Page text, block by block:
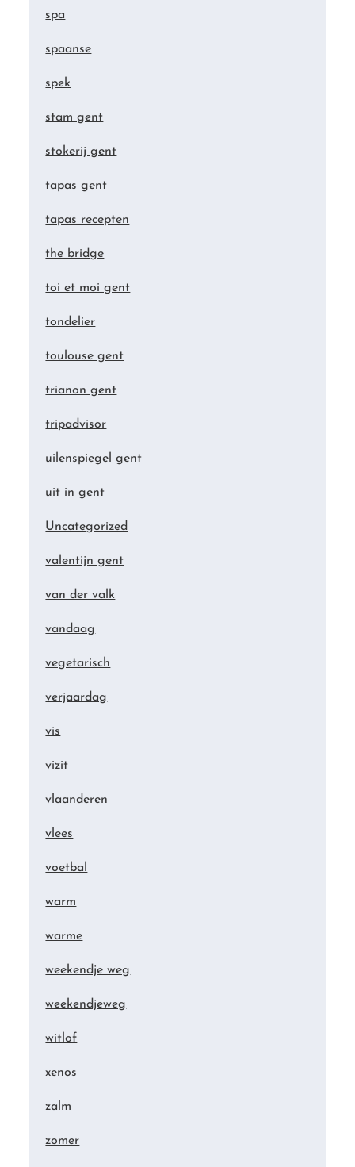
spa
spaanse
spek
stam gent
stokerij gent
tapas gent
tapas recepten
the bridge
toi et moi gent
tondelier
toulouse gent
trianon gent
tripadvisor
uilenspiegel gent
uit in gent
Uncategorized
valentijn gent
van der valk
vandaag
vegetarisch
verjaardag
vis
vizit
vlaanderen
vlees
voetbal
warm
warme
weekendje weg
weekendjeweg
witlof
xenos
zalm
zomer